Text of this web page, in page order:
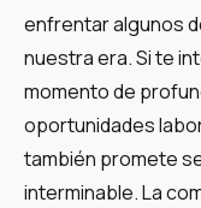
enfrentar algunos
nuestra era. Si te
momento de
oportunidades
también promete
interminable. La